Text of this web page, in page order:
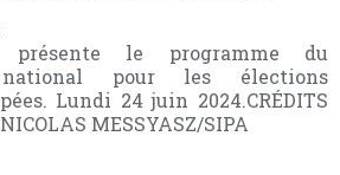
présente le programme du
national pour les élections
Lundi 24 juin 2024.CRÉDITS
MESSYASZ/SIPA